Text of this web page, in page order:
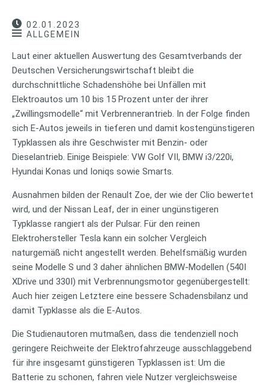
02.01.2023
ALLGEMEIN
Laut einer aktuellen Auswertung des Gesamtverbands der
Deutschen Versicherungswirtschaft bleibt die
durchschnittliche Schadenshöhe bei Unfällen mit
Elektroautos um 10 bis 15 Prozent unter der ihrer
„Zwillingsmodelle“ mit Verbrennerantrieb. In der Folge finden
sich E-Autos jeweils in tieferen und damit kostengünstigeren
Typklassen als ihre Geschwister mit Benzin- oder
Dieselantrieb. Einige Beispiele: VW Golf VII, BMW i3/220i,
Hyundai Konas und Ioniqs sowie Smarts.
Ausnahmen bilden der Renault Zoe, der wie der Clio bewertet
wird, und der Nissan Leaf, der in einer ungünstigeren
Typklasse rangiert als der Pulsar. Für den reinen
Elektrohersteller Tesla kann ein solcher Vergleich
naturgemäß nicht angestellt werden. Behelfsmäßig wurden
seine Modelle S und 3 daher ähnlichen BMW-Modellen (540I
XDrive und 330I) mit Verbrennungsmotor gegenübergestellt:
Auch hier zeigen Letztere eine bessere Schadensbilanz und
damit Typklasse als die E-Autos.
Die Studienautoren mutmaßen, dass die tendenziell noch
geringere Reichweite der Elektrofahrzeuge ausschlaggebend
für ihre insgesamt günstigeren Typklassen ist: Um die
Batterie zu schonen, fahren viele Nutzer vergleichsweise